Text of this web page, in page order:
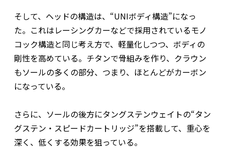
そして、ヘッドの構造は、“UNIボディ構造”になっ
た。これはレーシングカーなどで採用されているモノ
コック構造と同じ考え方で、軽量化しつつ、ボディの
剛性を高めている。チタンで骨組みを作り、クラウン
もソールの多くの部分、つまり、ほとんどがカーボン
になっている。
さらに、ソールの後方にタングステンウェイトの“タン
グステン・スピードカートリッジ”を搭載して、重心を
深く、低くする効果を狙っている。